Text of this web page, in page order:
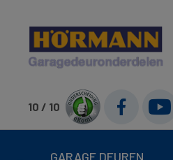
10 / 10
GARAGE DEUREN